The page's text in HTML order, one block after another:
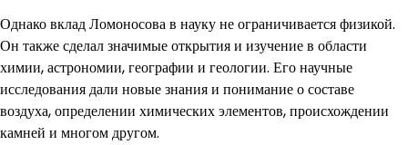
Однако вклад Ломоносова в науку не ограничивается физикой.
Он также сделал значимые открытия и изучение в области
химии, астрономии, географии и геологии. Его научные
исследования дали новые знания и понимание о составе
воздуха, определении химических элементов, происхождении
камней и многом другом.